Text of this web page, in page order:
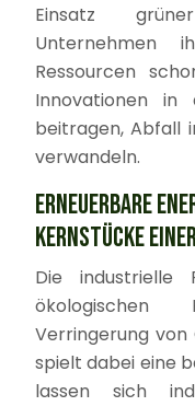
Einsatz
Unternehmen
Ressourcen
Innovationen in
beitragen, Abfall
verwandeln.
ERNEUERBARE
KERNSTÜCKE
Die industrielle
Verringerung von
spielt dabei eine
lassen sich